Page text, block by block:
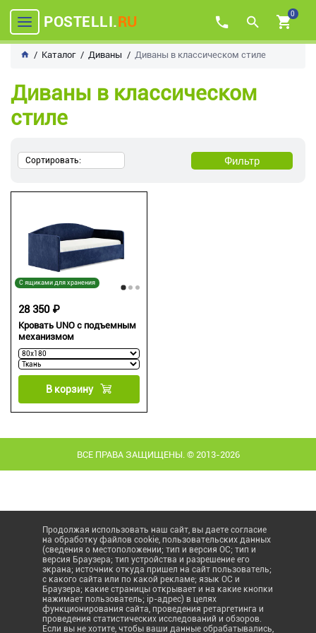
POSTELLI.RU 0
Каталог Диваны Диваны в классическом стиле
Диваны в классическом
стиле
Сортировать: Фильтр
С ящиками для хранения
Кровать UNO с подъемным
механизмом
28 350 ₽
В корзину
ВСЕ ПРАВА ЗАЩИЩЕНЫ. © 2013-2026
Продолжая использовать наш сайт, вы даете согласие
на обработку файлов cookie, пользовательских данных
(сведения о местоположении; тип и версия ОС; тип и
версия Браузера; тип устройства и разрешение его
экрана; источник откуда пришел на сайт пользователь;
с какого сайта или по какой рекламе; язык ОС и
Браузера; какие страницы открывает и на какие кнопки
нажимает пользователь; ip-адрес) в целях
функционирования сайта, проведения ретаргетинга и
проведения статистических исследований и обзоров.
Если вы не хотите, чтобы ваши данные обрабатывались,